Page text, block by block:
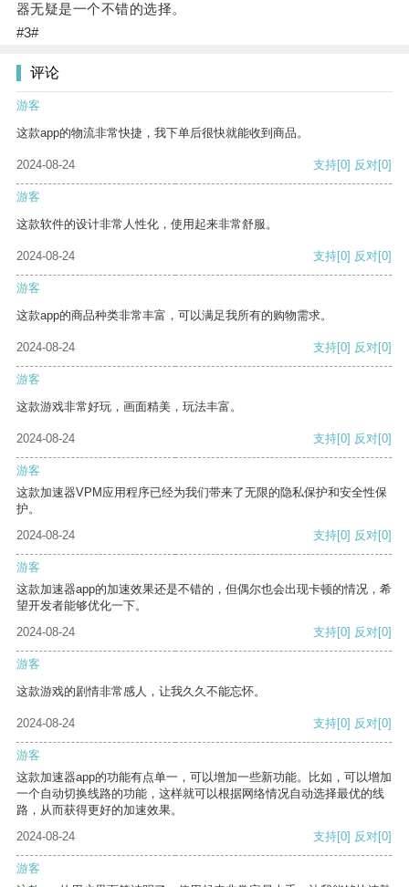
器无疑是一个不错的选择。
#3#
评论
游客
这款app的物流非常快捷，我下单后很快就能收到商品。
2024-08-24 支持[0] 反对[0]
游客
这款软件的设计非常人性化，使用起来非常舒服。
2024-08-24 支持[0] 反对[0]
游客
这款app的商品种类非常丰富，可以满足我所有的购物需求。
2024-08-24 支持[0] 反对[0]
游客
这款游戏非常好玩，画面精美，玩法丰富。
2024-08-24 支持[0] 反对[0]
游客
这款加速器VPM应用程序已经为我们带来了无限的隐私保护和安全性保
护。
2024-08-24
支持[0] 反对[0]
游客
这款加速器app的加速效果还是不错的，但偶尔也会出现卡顿的情况，希
望开发者能够优化一下。
2024-08-24
支持[0] 反对[0]
游客
这款游戏的剧情非常感人，让我久久不能忘怀。
2024-08-24 支持[0] 反对[0]
游客
这款加速器app的功能有点单一，可以增加一些新功能。比如，可以增加
一个自动切换线路的功能，这样就可以根据网络情况自动选择最优的线
路，从而获得更好的加速效果。
2024-08-24
支持[0] 反对[0]
游客